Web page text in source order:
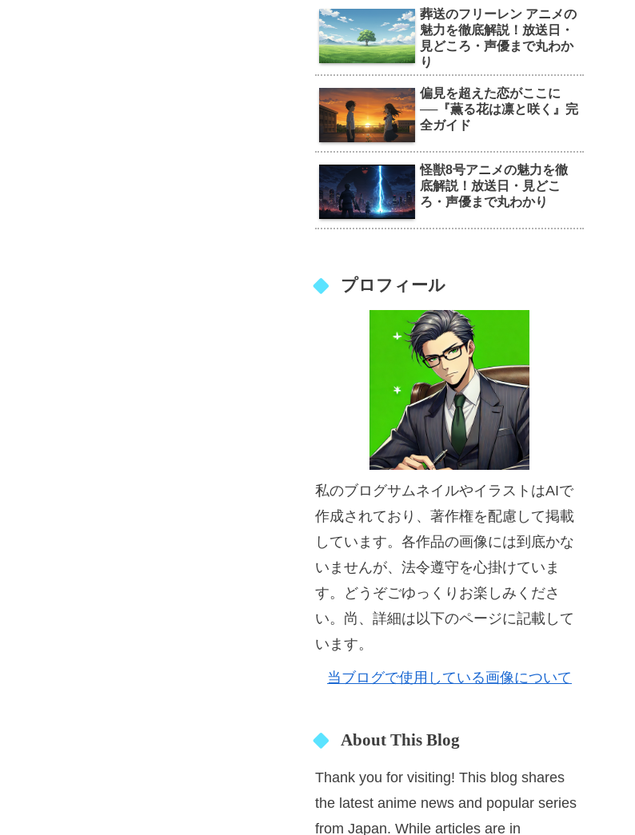
葬送のフリーレン アニメの
魅力を徹底解説！放送日・
見どころ・声優まで丸わか
り
偏見を超えた恋がここに
──『薫る花は凛と咲く』完
全ガイド
怪獣8号アニメの魅力を徹
底解説！放送日・見どこ
ろ・声優まで丸わかり
プロフィール
私のブログサムネイルやイラストはAIで
作成されており、著作権を配慮して掲載
しています。各作品の画像には到底かな
いませんが、法令遵守を心掛けていま
す。どうぞごゆっくりお楽しみくださ
い。尚、詳細は以下のページに記載して
います。
当ブログで使用している画像について
About This Blog
Thank you for visiting! This blog shares
the latest anime news and popular series
from Japan. While articles are in